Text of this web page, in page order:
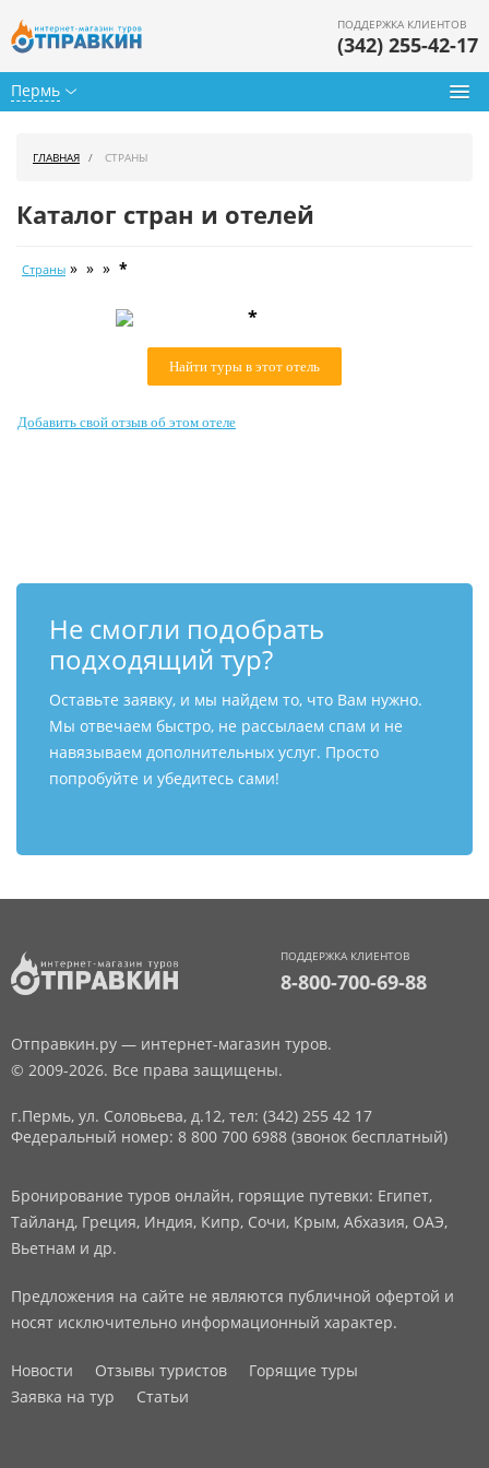
Пермь
ПОДДЕРЖКА КЛИЕНТОВ
(342) 255-42-17
Календарь туров
Как купить
ГЛАВНАЯ СТРАНЫ
Каталог стран и отелей
Страны » » » *
*
Найти туры в этот отель
Добавить свой отзыв об этом отеле
Не смогли подобрать
подходящий тур?
Оставьте заявку, и мы найдем то, что Вам нужно.
Мы отвечаем быстро, не рассылаем спам и не
навязываем дополнительных услуг. Просто
попробуйте и убедитесь сами!
ПОДДЕРЖКА КЛИЕНТОВ
8-800-700-69-88
Отправкин.ру — интернет-магазин туров.
© 2009-2026. Все права защищены.
г.Пермь, ул. Соловьева, д.12, тел: (342) 255 42 17
Федеральный номер: 8 800 700 6988 (звонок бесплатный)
Бронирование туров онлайн, горящие путевки: Египет,
Тайланд, Греция, Индия, Кипр, Сочи, Крым, Абхазия, ОАЭ,
Вьетнам и др.
Предложения на сайте не являются публичной офертой и
носят исключительно информационный характер.
Новости Отзывы туристов
Горящие туры
Заявка на тур
Статьи